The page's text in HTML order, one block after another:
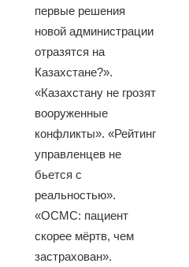
первые решения
новой администрации
отразятся на
Казахстане?».
«Казахстану не грозят
вооруженные
конфликты». «Рейтинг
управленцев не
бьется с
реальностью».
«ОСМС: пациент
скорее мёртв, чем
застрахован».